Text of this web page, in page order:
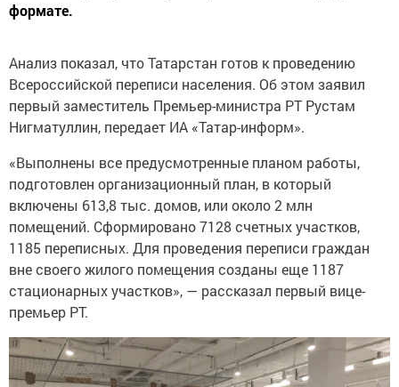
формате.
Анализ показал, что Татарстан готов к проведению
Всероссийской переписи населения. Об этом заявил
первый заместитель Премьер-министра РТ Рустам
Нигматуллин, передает ИА «Татар-информ».
«Выполнены все предусмотренные планом работы,
подготовлен организационный план, в который
включены 613,8 тыс. домов, или около 2 млн
помещений. Сформировано 7128 счетных участков,
1185 переписных. Для проведения переписи граждан
вне своего жилого помещения созданы еще 1187
стационарных участков», — рассказал первый вице-
премьер РТ.